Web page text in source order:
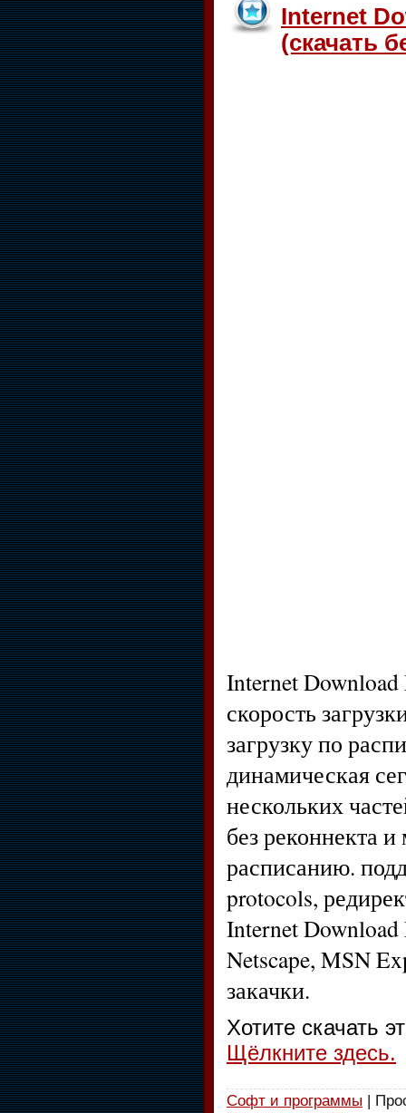
Internet
(скачать
Internet
скорость
загрузку по
динамическая
нескольких
без реконнекта
расписанию.
protocols,
Internet
Netscape, MSN
закачки.
Хотите скачать
Щёлкните здесь.
Софт и программы |